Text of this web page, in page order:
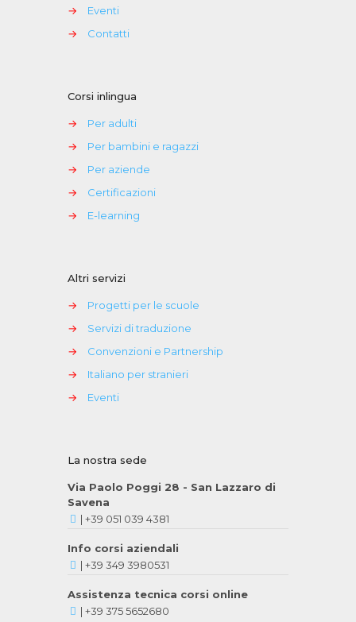
→
Eventi
→
Contatti
Corsi inlingua
→
Per adulti
→
Per bambini e ragazzi
→
Per aziende
→
Certificazioni
→
E-learning
Altri servizi
→
Progetti per le scuole
→
Servizi di traduzione
→
Convenzioni e Partnership
→
Italiano per stranieri
→
Eventi
La nostra sede
Via Paolo Poggi 28 - San Lazzaro di
Savena
| +39 051 039 4381
Info corsi aziendali
| +39 349 3980531
Assistenza tecnica corsi online
| +39 375 5652680